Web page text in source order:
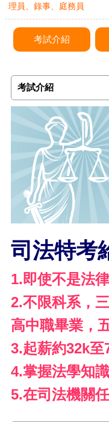
理員、錄事、庭務員
考試介紹
考試介紹
司法特考
1.即使不是法
2.不限科系，
高中職畢業，
3.起薪約32k至
4.掌握法學知
5.在司法機關